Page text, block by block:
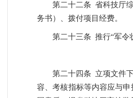
第二十二条 省科技厅
务书）、拨付项目经费。
第二十三条 推行“军令
第二十四条 立项文件
容、考核指标等内容应与